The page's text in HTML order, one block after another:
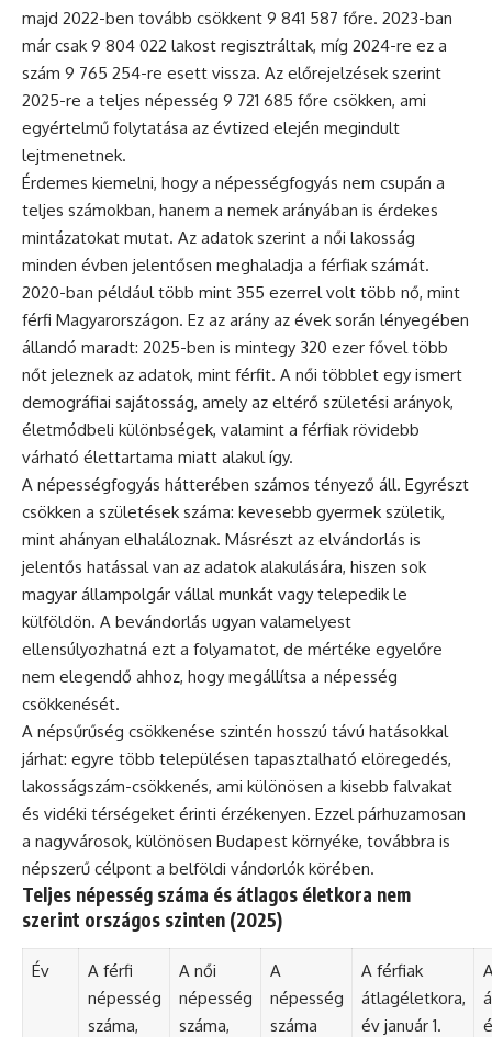
majd 2022-ben tovább csökkent 9 841 587 főre. 2023-ban
már csak 9 804 022 lakost regisztráltak, míg 2024-re ez a
szám 9 765 254-re esett vissza. Az előrejelzések szerint
2025-re a teljes népesség 9 721 685 főre csökken, ami
egyértelmű folytatása az évtized elején megindult
lejtmenetnek.
Érdemes kiemelni, hogy a népességfogyás nem csupán a
teljes számokban, hanem a nemek arányában is érdekes
mintázatokat mutat. Az adatok szerint a női lakosság
minden évben jelentősen meghaladja a férfiak számát.
2020-ban például több mint 355 ezerrel volt több nő, mint
férfi Magyarországon. Ez az arány az évek során lényegében
állandó maradt: 2025-ben is mintegy 320 ezer fővel több
nőt jeleznek az adatok, mint férfit. A női többlet egy ismert
demográfiai sajátosság, amely az eltérő születési arányok,
életmódbeli különbségek, valamint a férfiak rövidebb
várható élettartama miatt alakul így.
A népességfogyás hátterében számos tényező áll. Egyrészt
csökken a születések száma: kevesebb gyermek születik,
mint ahányan elhaláloznak. Másrészt az elvándorlás is
jelentős hatással van az adatok alakulására, hiszen sok
magyar állampolgár vállal munkát vagy telepedik le
külföldön. A bevándorlás ugyan valamelyest
ellensúlyozhatná ezt a folyamatot, de mértéke egyelőre
nem elegendő ahhoz, hogy megállítsa a népesség
csökkenését.
A népsűrűség csökkenése szintén hosszú távú hatásokkal
járhat: egyre több településen tapasztalható elöregedés,
lakosságszám-csökkenés, ami különösen a kisebb falvakat
és vidéki térségeket érinti érzékenyen. Ezzel párhuzamosan
a nagyvárosok, különösen Budapest környéke, továbbra is
népszerű célpont a belföldi vándorlók körében.
Teljes népesség száma és átlagos életkora nem
szerint országos szinten (2025)
Év
A férfi
népesség
száma,
A női
népesség
száma,
A
népesség
száma
A férfiak
átlagéletkora,
év január 1.